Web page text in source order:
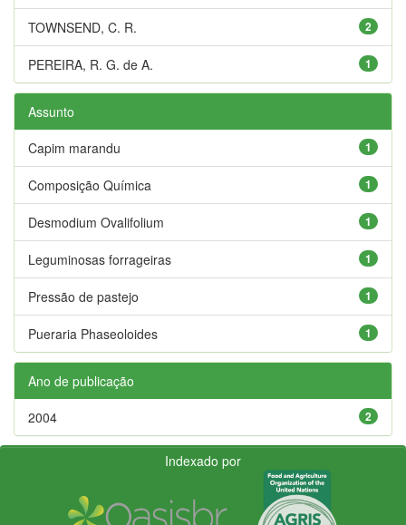
2
TOWNSEND, C. R.
1
PEREIRA, R. G. de A.
Assunto
1
Capim marandu
1
Composição Química
1
Desmodium Ovalifolium
1
Leguminosas forrageiras
1
Pressão de pastejo
1
Pueraria Phaseoloides
Ano de publicação
2
2004
Indexado por